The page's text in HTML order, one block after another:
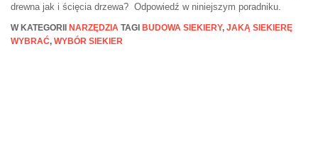
drewna jak i ścięcia drzewa? Odpowiedź w niniejszym poradniku.
W KATEGORII NARZĘDZIA TAGI BUDOWA SIEKIERY, JAKĄ SIEKIERĘ
WYBRAĆ, WYBÓR SIEKIER